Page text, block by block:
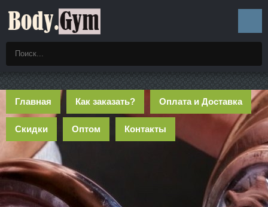
Главная Как заказать? Оплата и Доставка
Скидки Оптом Контакты